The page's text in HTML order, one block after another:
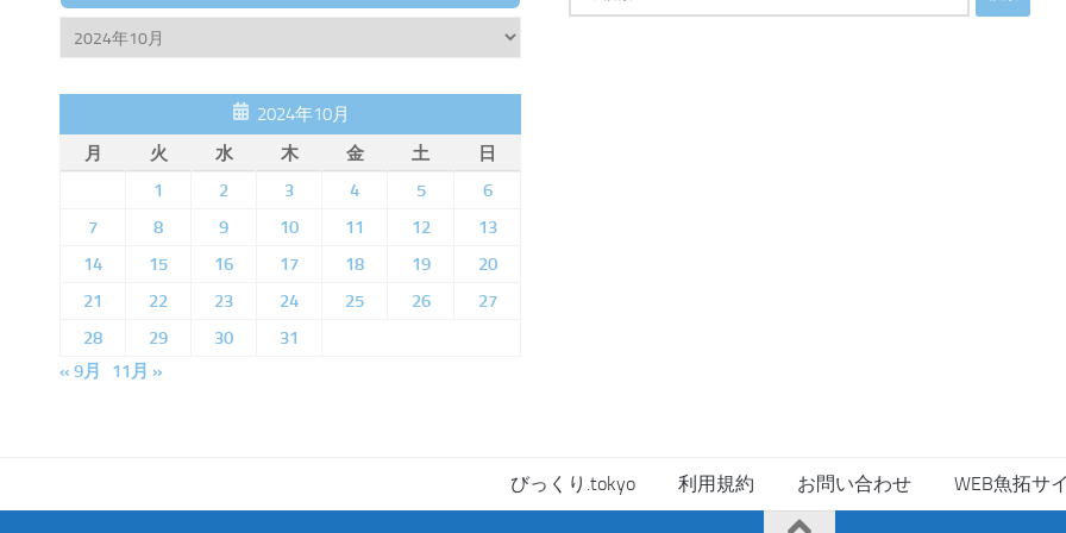
Archive
2024年10月
月
火 水 木 金 土
日
1
2 3 4 5
6
7
8 9 10 11 12
13
14
15 16 17 18 19
20
21
22 23 24 25 26
27
28
29 30
31
« 9月
11月 »
索:
びっくり.tokyo 利用規約 お問い合わせ WEB魚拓サ